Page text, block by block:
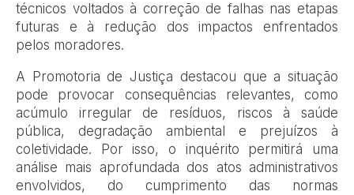
técnicos voltados à correção de falhas nas etapas
futuras e à redução dos impactos enfrentados
pelos moradores.
A Promotoria de Justiça destacou que a situação
pode provocar consequências relevantes, como
acúmulo irregular de resíduos, riscos à saúde
pública, degradação ambiental e prejuízos à
coletividade. Por isso, o inquérito permitirá uma
análise mais aprofundada dos atos administrativos
envolvidos, do cumprimento das normas